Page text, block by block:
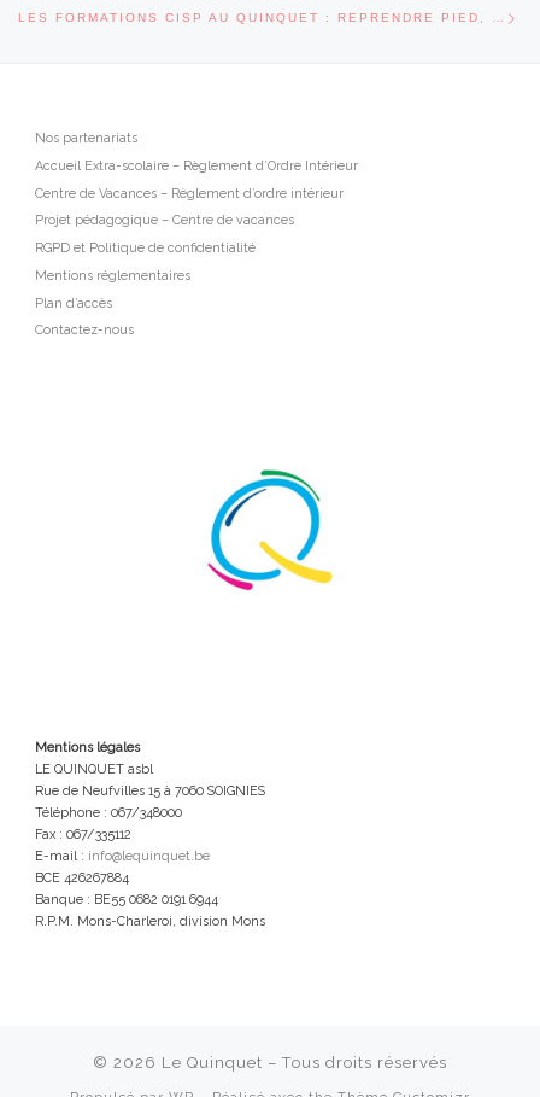
LES FORMATIONS CISP AU QUINQUET : REPRENDRE PIED, SE FORMER ET RECONSTRUIRE UN AVENIR
Nos partenariats
Accueil Extra-scolaire – Règlement d’Ordre Intérieur
Centre de Vacances – Règlement d’ordre intérieur
Projet pédagogique – Centre de vacances
RGPD et Politique de confidentialité
Mentions réglementaires
Plan d’accès
Contactez-nous
Mentions légales
LE QUINQUET asbl
Rue de Neufvilles 15 à 7060 SOIGNIES
Téléphone : 067/348000
Fax : 067/335112
E-mail : info@lequinquet.be
BCE 426267884
Banque : BE55 0682 0191 6944
R.P.M. Mons-Charleroi, division Mons
© 2026 Le Quinquet – Tous droits réservés